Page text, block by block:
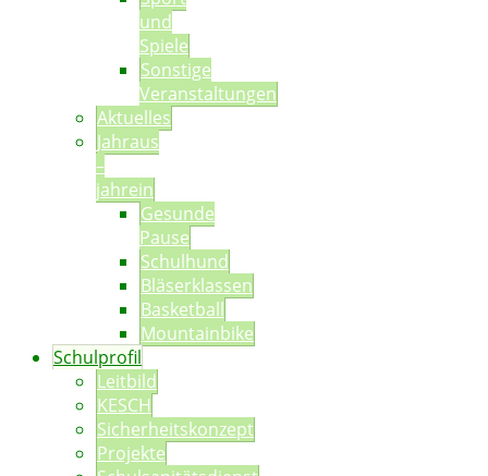
und
Spiele
Sonstige
Veranstaltungen
Aktuelles
Jahraus
–
jahrein
Gesunde
Pause
Schulhund
Bläserklassen
Basketball
Mountainbike
Schulprofil
Leitbild
KESCH
Sicherheitskonzept
Projekte